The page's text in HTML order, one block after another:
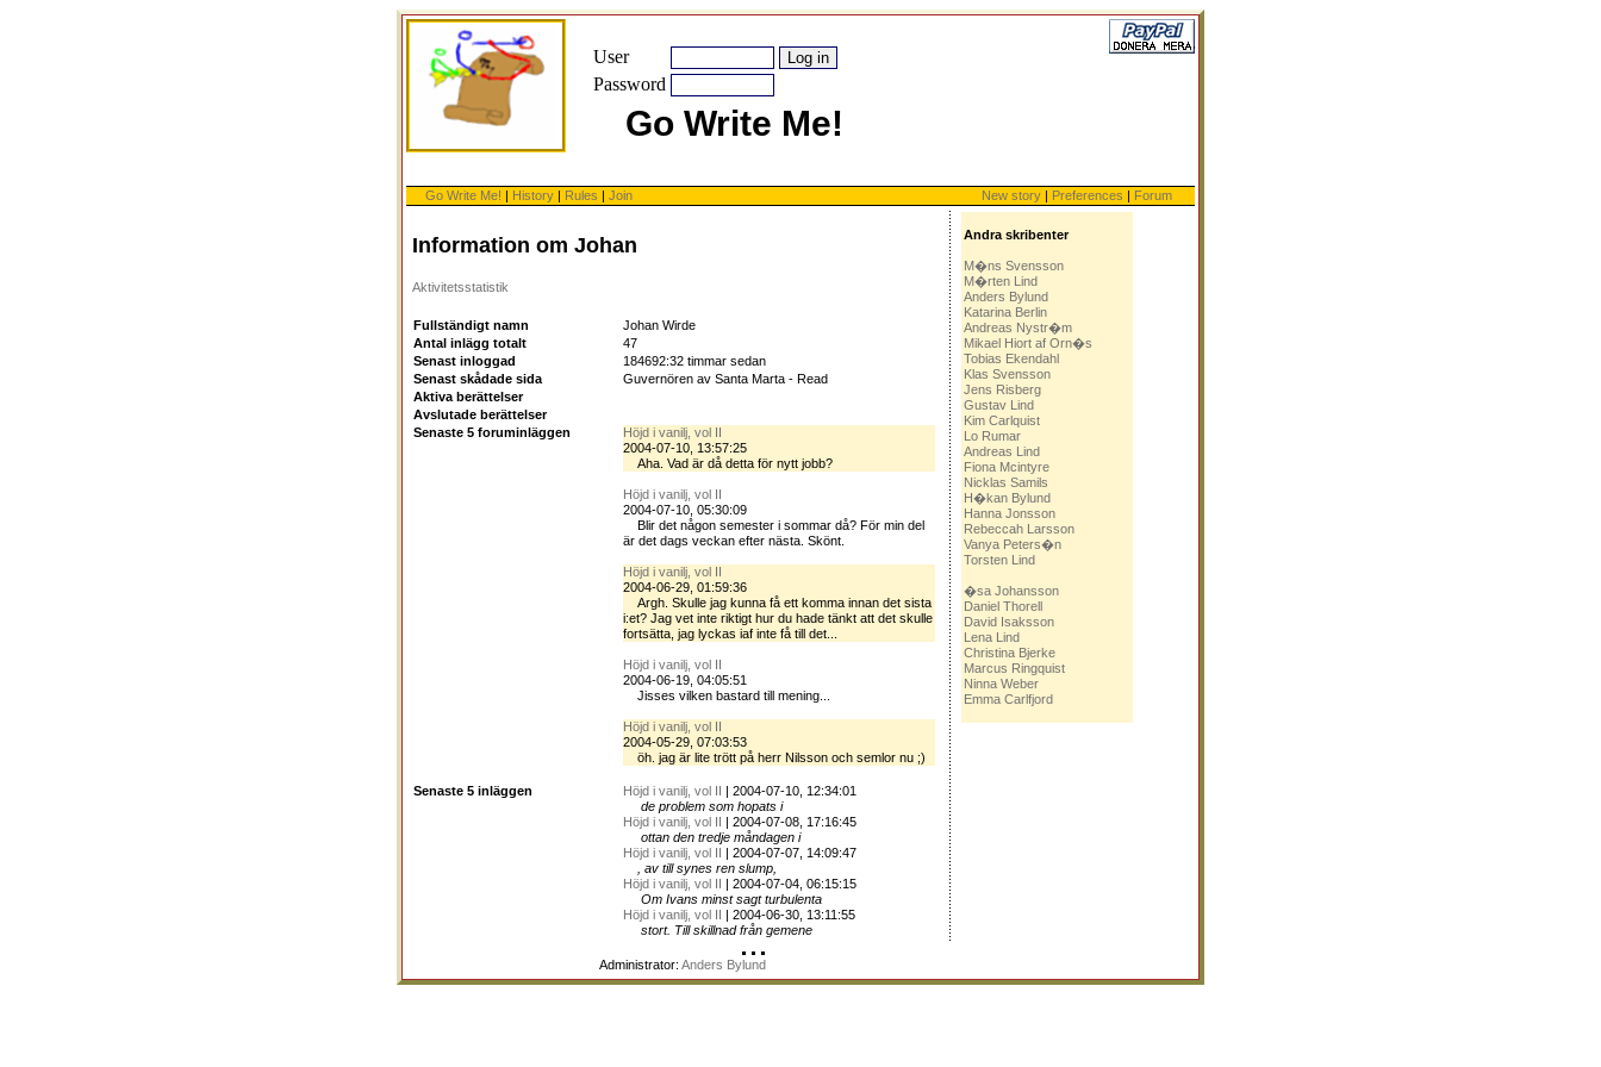
User
Password
Go Write Me!
Go Write Me! | History | Rules | Join New story | Preferences | Forum
Information om Johan
Aktivitetsstatistik
Fullständigt namn
Johan Wirde
Antal inlägg totalt
47
Senast inloggad
184692:32 timmar sedan
Senast skådade sida
Guvernören av Santa Marta - Read
Aktiva berättelser
Avslutade berättelser
Senaste 5 foruminläggen
Höjd i vanilj, vol II
2004-07-10, 13:57:25
Aha. Vad är då detta för nytt jobb?
Höjd i vanilj, vol II
2004-07-10, 05:30:09
Blir det någon semester i sommar då? För min del
är det dags veckan efter nästa. Skönt.
Höjd i vanilj, vol II
2004-06-29, 01:59:36
Argh. Skulle jag kunna få ett komma innan det sista
i:et? Jag vet inte riktigt hur du hade tänkt att det skulle
fortsätta, jag lyckas iaf inte få till det...
Höjd i vanilj, vol II
2004-06-19, 04:05:51
Jisses vilken bastard till mening...
Höjd i vanilj, vol II
2004-05-29, 07:03:53
öh. jag är lite trött på herr Nilsson och semlor nu ;)
Senaste 5 inläggen Höjd i vanilj, vol II | 2004-07-10, 12:34:01
de problem som hopats i
Höjd i vanilj, vol II | 2004-07-08, 17:16:45
ottan den tredje måndagen i
Höjd i vanilj, vol II | 2004-07-07, 14:09:47
, av till synes ren slump,
Höjd i vanilj, vol II | 2004-07-04, 06:15:15
Om Ivans minst sagt turbulenta
Höjd i vanilj, vol II | 2004-06-30, 13:11:55
stort. Till skillnad från gemene
Andra skribenter
M�ns Svensson
M�rten Lind
Anders Bylund
Katarina Berlin
Andreas Nystr�m
Mikael Hiort af Orn�s
Tobias Ekendahl
Klas Svensson
Jens Risberg
Gustav Lind
Kim Carlquist
Lo Rumar
Andreas Lind
Fiona Mcintyre
Nicklas Samils
H�kan Bylund
Hanna Jonsson
Rebeccah Larsson
Vanya Peters�n
Torsten Lind
�sa Johansson
Daniel Thorell
David Isaksson
Lena Lind
Christina Bjerke
Marcus Ringquist
Ninna Weber
Emma Carlfjord
Administrator: Anders Bylund